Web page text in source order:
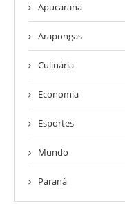
Apucarana
Arapongas
Culinária
Economia
Esportes
Mundo
Paraná